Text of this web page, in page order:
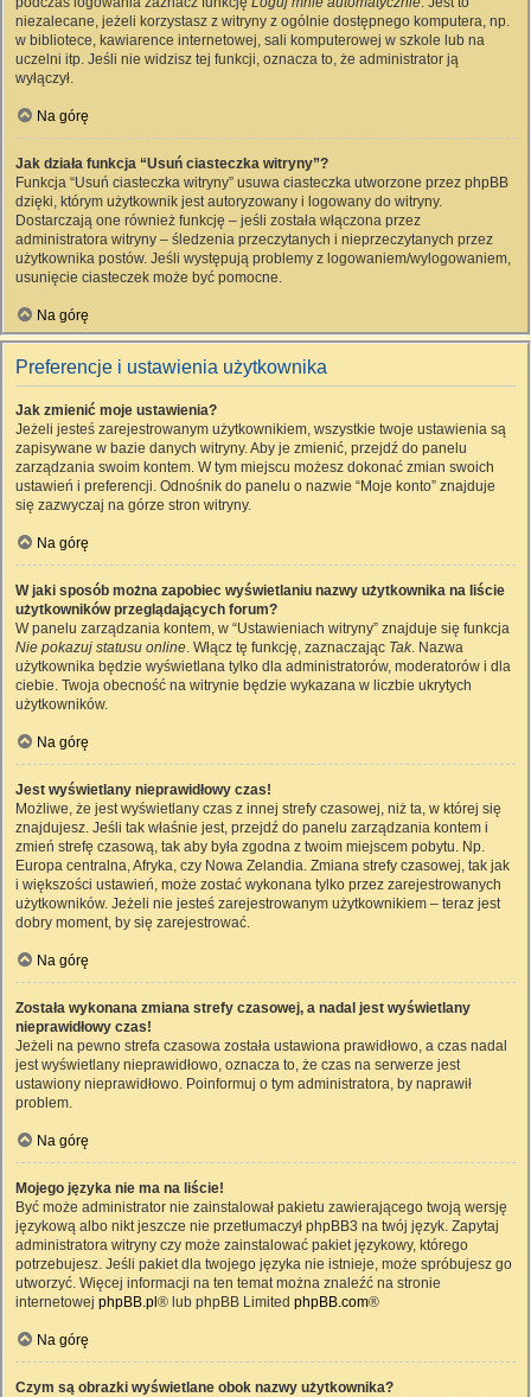
niezalecane, jeżeli korzystasz z witryny z ogólnie dostępnego komputera, np.
w bibliotece, kawiarence internetowej, sali komputerowej w szkole lub na
uczelni itp. Jeśli nie widzisz tej funkcji, oznacza to, że administrator ją
wyłączył.
Na górę
Jak działa funkcja “Usuń ciasteczka witryny”?
Funkcja “Usuń ciasteczka witryny” usuwa ciasteczka utworzone przez phpBB
dzięki, którym użytkownik jest autoryzowany i logowany do witryny.
Dostarczają one również funkcję – jeśli została włączona przez
administratora witryny – śledzenia przeczytanych i nieprzeczytanych przez
użytkownika postów. Jeśli występują problemy z logowaniem/wylogowaniem,
usunięcie ciasteczek może być pomocne.
Na górę
Preferencje i ustawienia użytkownika
Jak zmienić moje ustawienia?
Jeżeli jesteś zarejestrowanym użytkownikiem, wszystkie twoje ustawienia są
zapisywane w bazie danych witryny. Aby je zmienić, przejdź do panelu
zarządzania swoim kontem. W tym miejscu możesz dokonać zmian swoich
ustawień i preferencji. Odnośnik do panelu o nazwie “Moje konto” znajduje
się zazwyczaj na górze stron witryny.
Na górę
W jaki sposób można zapobiec wyświetlaniu nazwy użytkownika na liście
użytkowników przeglądających forum?
W panelu zarządzania kontem, w “Ustawieniach witryny” znajduje się funkcja
Nie pokazuj statusu online. Włącz tę funkcję, zaznaczając Tak. Nazwa
użytkownika będzie wyświetlana tylko dla administratorów, moderatorów i dla
ciebie. Twoja obecność na witrynie będzie wykazana w liczbie ukrytych
użytkowników.
Na górę
Jest wyświetlany nieprawidłowy czas!
Możliwe, że jest wyświetlany czas z innej strefy czasowej, niż ta, w której się
znajdujesz. Jeśli tak właśnie jest, przejdź do panelu zarządzania kontem i
zmień strefę czasową, tak aby była zgodna z twoim miejscem pobytu. Np.
Europa centralna, Afryka, czy Nowa Zelandia. Zmiana strefy czasowej, tak jak
i większości ustawień, może zostać wykonana tylko przez zarejestrowanych
użytkowników. Jeżeli nie jesteś zarejestrowanym użytkownikiem – teraz jest
dobry moment, by się zarejestrować.
Na górę
Została wykonana zmiana strefy czasowej, a nadal jest wyświetlany
nieprawidłowy czas!
Jeżeli na pewno strefa czasowa została ustawiona prawidłowo, a czas nadal
jest wyświetlany nieprawidłowo, oznacza to, że czas na serwerze jest
ustawiony nieprawidłowo. Poinformuj o tym administratora, by naprawił
problem.
Na górę
Mojego języka nie ma na liście!
Być może administrator nie zainstalował pakietu zawierającego twoją wersję
językową albo nikt jeszcze nie przetłumaczył phpBB3 na twój język. Zapytaj
administratora witryny czy może zainstalować pakiet językowy, którego
potrzebujesz. Jeśli pakiet dla twojego języka nie istnieje, może spróbujesz go
utworzyć. Więcej informacji na ten temat można znaleźć na stronie
internetowej phpBB.pl ® lub phpBB Limited phpBB.com®
Na górę
Czym są obrazki wyświetlane obok nazwy użytkownika?